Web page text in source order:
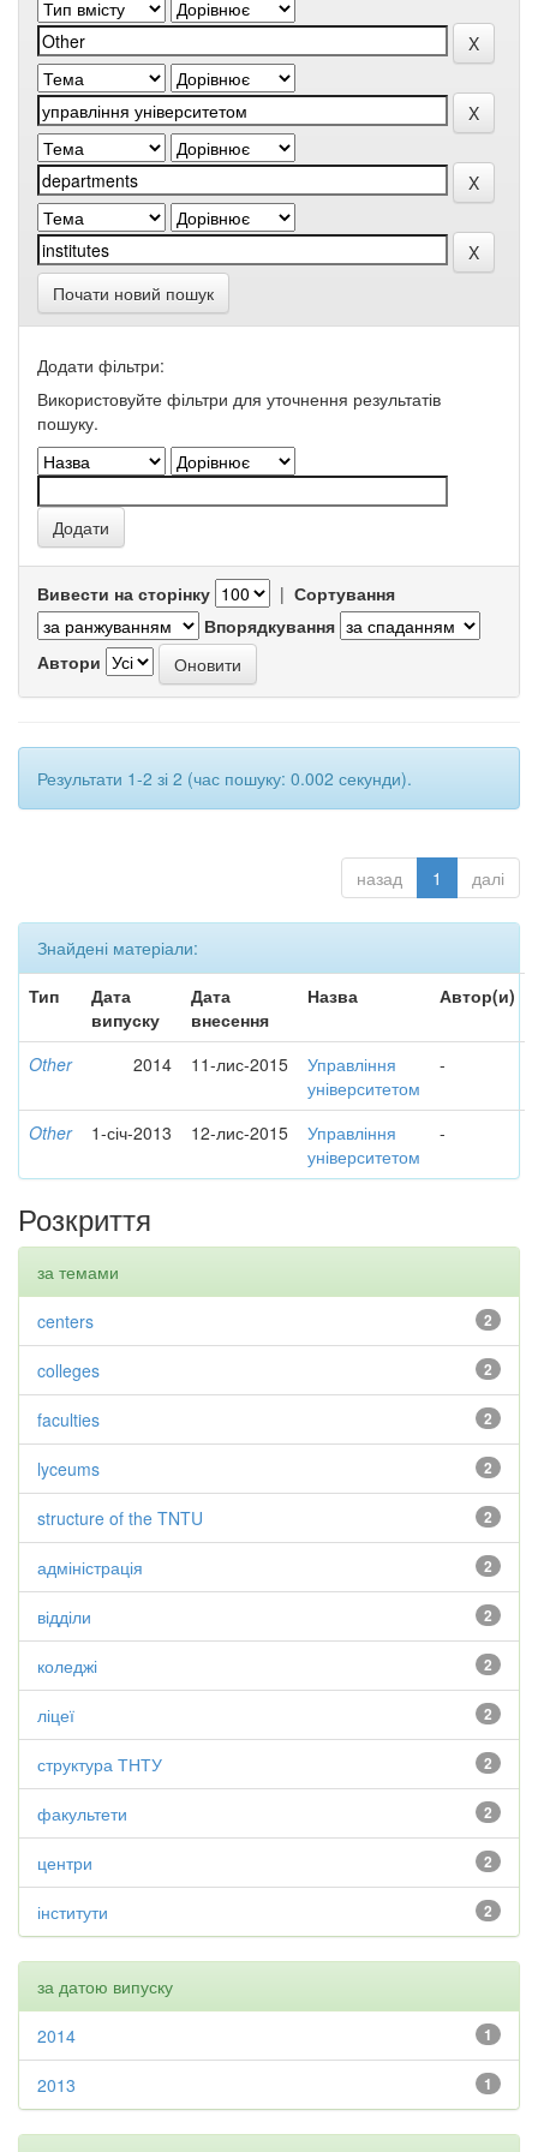
Почати новий пошук
Додати фільтри:
Використовуйте фільтри для уточнення результатів
пошуку.
Вивести на сторінку | Сортування
Впорядкування
Автори
Результати 1-2 зі 2 (час пошуку: 0.002 секунди).
назад 1 далі
Знайдені матеріали:
Тип
Дата
випуску
Дата
внесення
Назва Автор(и)
Other 2014 11-лис-2015
Управління
університетом
-
Other 1-січ-2013 12-лис-2015
Управління
університетом
-
Розкриття
за темами
2
centers
2
colleges
2
faculties
2
lyceums
2
structure of the TNTU
2
адміністрація
2
відділи
2
коледжі
2
ліцеї
2
структура ТНТУ
2
факультети
2
центри
2
інститути
за датою випуску
1
2014
1
2013